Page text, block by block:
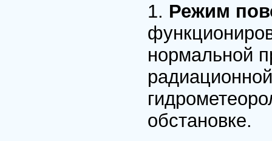
1. Режим
нормальной
обстановке.